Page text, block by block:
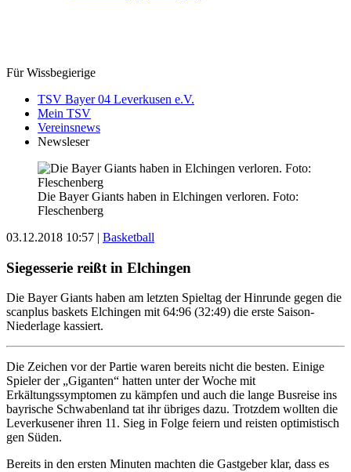
Für Wissbegierige
TSV Bayer 04 Leverkusen e.V.
Mein TSV
Vereinsnews
Newsleser
Die Bayer Giants haben in Elchingen verloren. Foto:
Fleschenberg
03.12.2018 10:57 | Basketball
Siegesserie reißt in Elchingen
Die Bayer Giants haben am letzten Spieltag der Hinrunde gegen die
scanplus baskets Elchingen mit 64:96 (32:49) die erste Saison-
Niederlage kassiert.
Die Zeichen vor der Partie waren bereits nicht die besten. Einige
Spieler der „Giganten“ hatten unter der Woche mit
Erkältungssymptomen zu kämpfen und auch die lange Busreise ins
bayrische Schwabenland tat ihr übriges dazu. Trotzdem wollten die
Leverkusener ihren 11. Sieg in Folge feiern und reisten optimistisch
gen Süden.
Bereits in den ersten Minuten machten die Gastgeber klar, dass es